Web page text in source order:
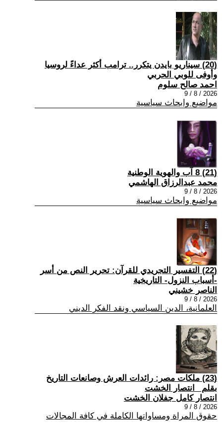
(20) سيناريو بايدن يتكرر.. ترامب أكثر عداءً لروسيا
وأوفى للوبي الحربي
احمد صالح سلوم
2026 / 8 / 9
مواضيع وابحاث سياسية
(21) 8 آب والهوية الوطنية
محمد عبدالرزاق الهاشمي
2026 / 8 / 9
مواضيع وابحاث سياسية
(22) التفسير التجريدي للقرآن: تحرير النص من أسر
-أسباب النزول- التاريخية
الناصر خشيني
2026 / 8 / 9
العلمانية، الدين السياسي ونقد الفكر الديني
(23) ملكات مصر: رائدات العرش وصانعات التاريخ
بقلم _انتصار الخشت
انتصار كامل جفلان الخشت
2026 / 8 / 9
حقوق المراة ومساواتها الكاملة في كافة المجالات